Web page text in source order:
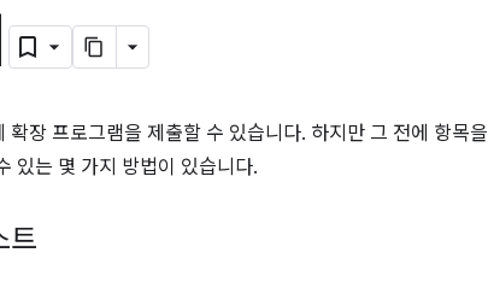
장 프로그램을 제출할 수 있습니다. 하지만 그 전에 항목을
있는 몇 가지 방법이 있습니다.
트